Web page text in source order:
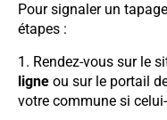
Pour signaler un
étapes :
1. Rendez-vous sur le
ligne ou sur le portail
votre commune si